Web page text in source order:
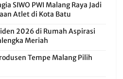
SIWO PWI Malang Raya Jadi
Atlet di Kota Batu
2026 di Rumah Aspirasi
Meriah
Tempe Malang Pilih